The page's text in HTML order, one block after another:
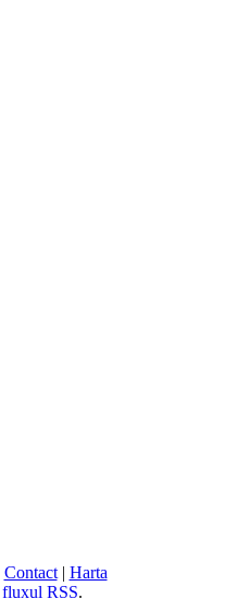
Contact| Harta
fluxul RSS.